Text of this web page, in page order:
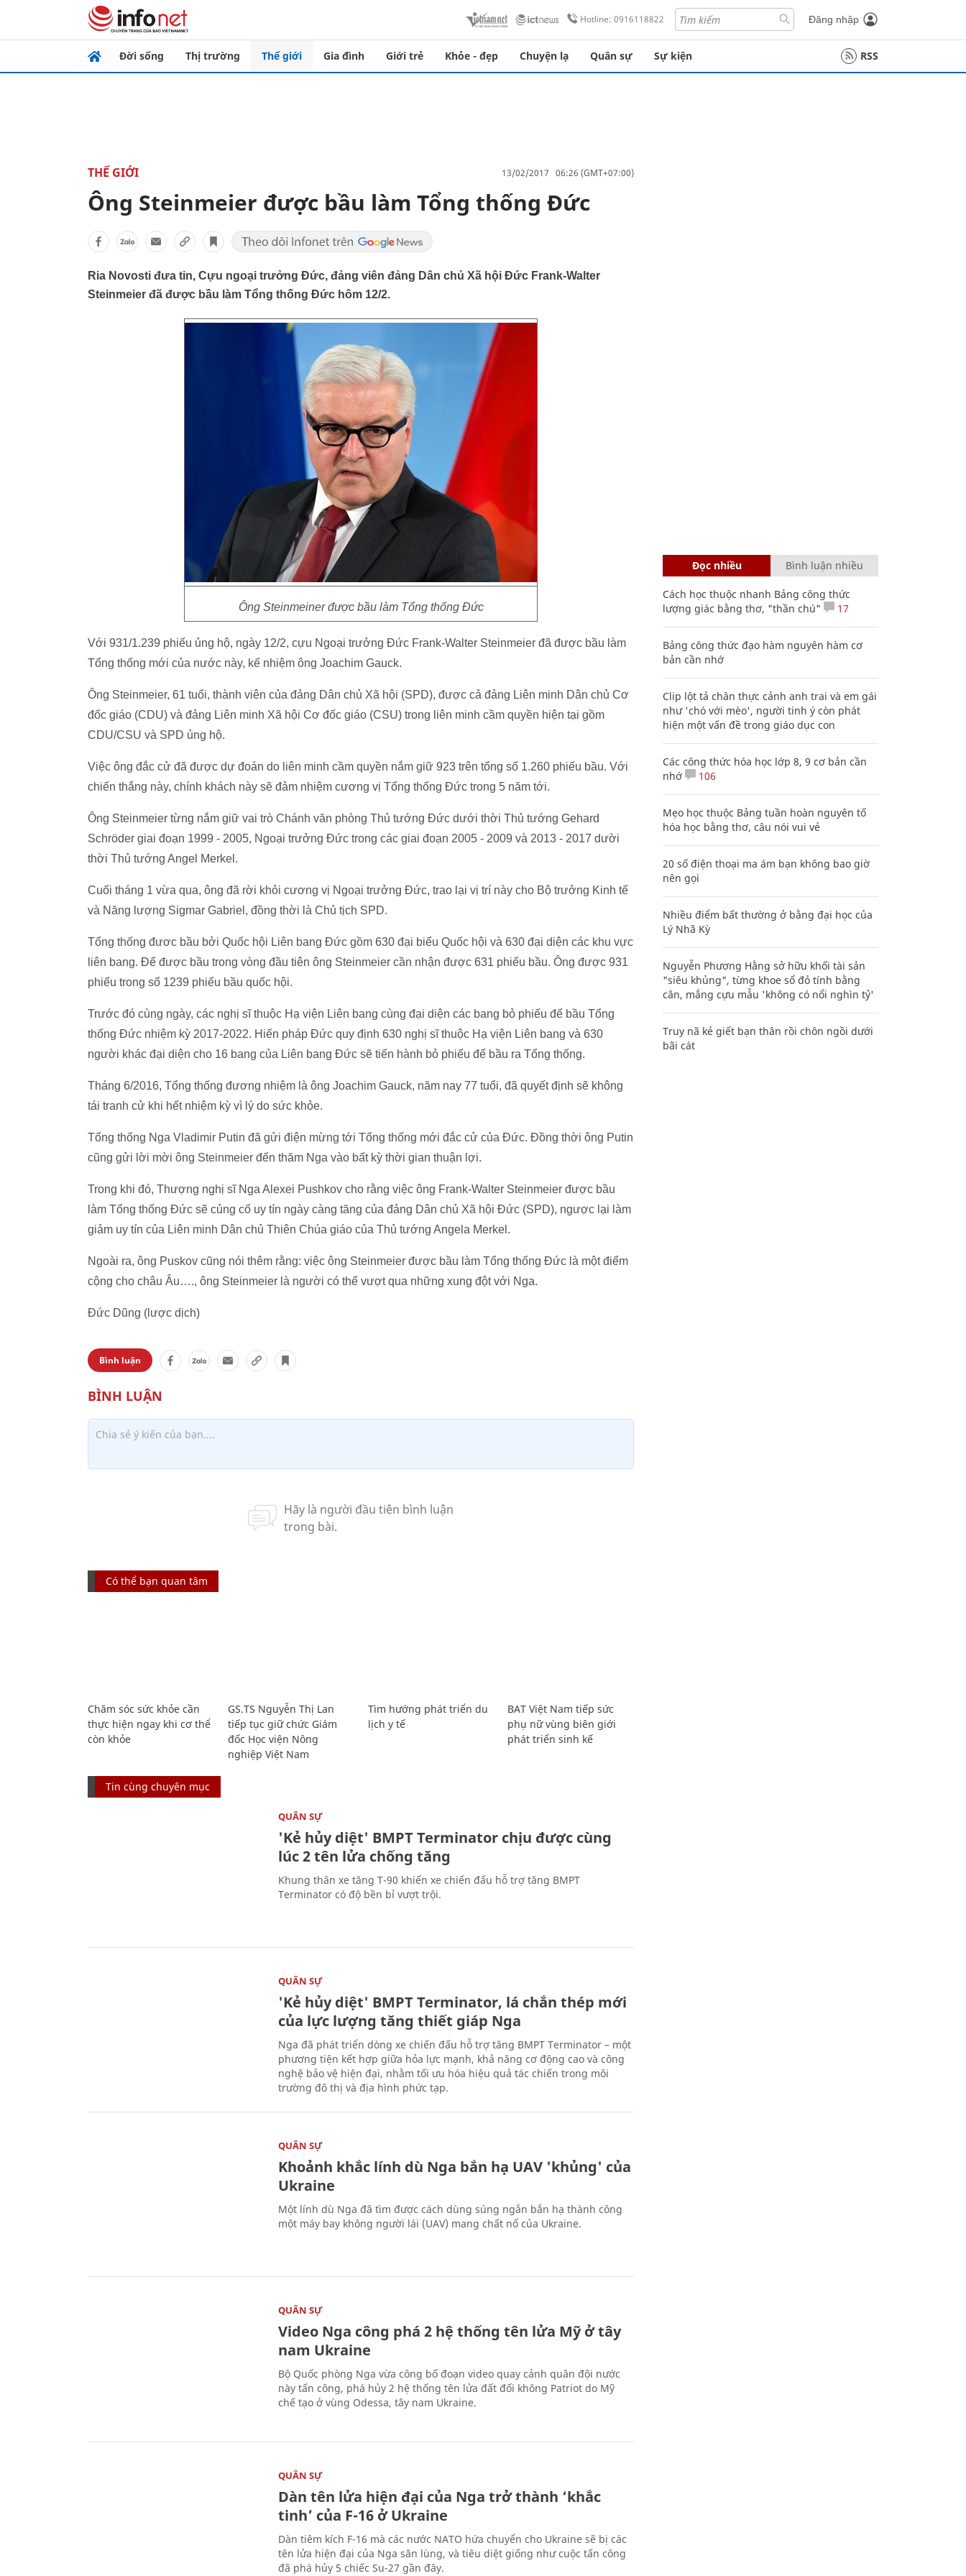
Hotline: 0916118822 Đăng nhập
Đời sống Thị trường Thế giới Gia đình Giới trẻ Khỏe - đẹp Chuyện lạ Quân sự Sự kiện RSS
THẾ GIỚI 13/02/2017 06:26 (GMT+07:00)
Ông Steinmeier được bầu làm Tổng thống Đức
Ria Novosti đưa tin, Cựu ngoại trưởng Đức, đảng viên đảng Dân chủ Xã hội Đức Frank-Walter
Steinmeier đã được bầu làm Tổng thống Đức hôm 12/2.
Ông Steinmeiner được bầu làm Tổng thống Đức
Với 931/1.239 phiếu ủng hộ, ngày 12/2, cựu Ngoại trưởng Đức Frank-Walter Steinmeier đã được bầu làm
Tổng thống mới của nước này, kế nhiệm ông Joachim Gauck.
Ông Steinmeier, 61 tuổi, thành viên của đảng Dân chủ Xã hội (SPD), được cả đảng Liên minh Dân chủ Cơ
đốc giáo (CDU) và đảng Liên minh Xã hội Cơ đốc giáo (CSU) trong liên minh cầm quyền hiện tại gồm
CDU/CSU và SPD ủng hộ.
Việc ông đắc cử đã được dự đoán do liên minh cầm quyền nắm giữ 923 trên tổng số 1.260 phiếu bầu. Với
chiến thắng này, chính khách này sẽ đảm nhiệm cương vị Tổng thống Đức trong 5 năm tới.
Ông Steinmeier từng nắm giữ vai trò Chánh văn phòng Thủ tướng Đức dưới thời Thủ tướng Gehard
Schröder giai đoạn 1999 - 2005, Ngoại trưởng Đức trong các giai đoạn 2005 - 2009 và 2013 - 2017 dười
thời Thủ tướng Angel Merkel.
Cuối tháng 1 vừa qua, ông đã rời khỏi cương vị Ngoại trưởng Đức, trao lại vị trí này cho Bộ trưởng Kinh tế
và Năng lượng Sigmar Gabriel, đồng thời là Chủ tịch SPD.
Tổng thống đươc bầu bởi Quốc hội Liên bang Đức gồm 630 đại biểu Quốc hội và 630 đại diện các khu vực
liên bang. Để được bầu trong vòng đầu tiên ông Steinmeier cần nhận được 631 phiếu bầu. Ông được 931
phiếu trong số 1239 phiếu bầu quốc hội.
Trước đó cùng ngày, các nghị sĩ thuộc Hạ viện Liên bang cùng đại diện các bang bỏ phiếu để bầu Tổng
thống Đức nhiệm kỳ 2017-2022. Hiến pháp Đức quy định 630 nghị sĩ thuộc Hạ viện Liên bang và 630
người khác đại diện cho 16 bang của Liên bang Đức sẽ tiến hành bỏ phiếu để bầu ra Tổng thống.
Tháng 6/2016, Tổng thống đương nhiệm là ông Joachim Gauck, năm nay 77 tuổi, đã quyết định sẽ không
tái tranh cử khi hết nhiệm kỳ vì lý do sức khỏe.
Tổng thống Nga Vladimir Putin đã gửi điện mừng tới Tổng thống mới đắc cử của Đức. Đồng thời ông Putin
cũng gửi lời mời ông Steinmeier đến thăm Nga vào bất kỳ thời gian thuận lợi.
Trong khi đó, Thượng nghị sĩ Nga Alexei Pushkov cho rằng việc ông Frank-Walter Steinmeier được bầu
làm Tổng thống Đức sẽ củng cố uy tín ngày càng tăng của đảng Dân chủ Xã hội Đức (SPD), ngược lại làm
giảm uy tín của Liên minh Dân chủ Thiên Chúa giáo của Thủ tướng Angela Merkel.
Ngoài ra, ông Puskov cũng nói thêm rằng: việc ông Steinmeier được bầu làm Tổng thống Đức là một điểm
cộng cho châu Âu…., ông Steinmeier là người có thể vượt qua những xung đột với Nga.
Đức Dũng (lược dịch)
Bình luận
Có thể bạn quan tâm
Chăm sóc sức khỏe cần
thực hiện ngay khi cơ thể
còn khỏe
GS.TS Nguyễn Thị Lan
tiếp tục giữ chức Giám
đốc Học viện Nông
nghiệp Việt Nam
Tìm hướng phát triển du
lịch y tế
BAT Việt Nam tiếp sức
phụ nữ vùng biên giới
phát triển sinh kế
Tin cùng chuyên mục
QUÂN SỰ
'Kẻ hủy diệt' BMPT Terminator chịu được cùng
lúc 2 tên lửa chống tăng
Khung thân xe tăng T-90 khiến xe chiến đấu hỗ trợ tăng BMPT
Terminator có độ bền bỉ vượt trội.
QUÂN SỰ
'Kẻ hủy diệt' BMPT Terminator, lá chắn thép mới
của lực lượng tăng thiết giáp Nga
Nga đã phát triển dòng xe chiến đấu hỗ trợ tăng BMPT Terminator – một
phương tiện kết hợp giữa hỏa lực mạnh, khả năng cơ động cao và công
nghệ bảo vệ hiện đại, nhằm tối ưu hóa hiệu quả tác chiến trong môi
trường đô thị và địa hình phức tạp.
QUÂN SỰ
Khoảnh khắc lính dù Nga bắn hạ UAV 'khủng' của
Ukraine
Một lính dù Nga đã tìm được cách dùng súng ngắn bắn hạ thành công
một máy bay không người lái (UAV) mang chất nổ của Ukraine.
QUÂN SỰ
Video Nga công phá 2 hệ thống tên lửa Mỹ ở tây
nam Ukraine
Bộ Quốc phòng Nga vừa công bố đoạn video quay cảnh quân đội nước
này tấn công, phá hủy 2 hệ thống tên lửa đất đối không Patriot do Mỹ
chế tạo ở vùng Odessa, tây nam Ukraine.
QUÂN SỰ
Dàn tên lửa hiện đại của Nga trở thành ‘khắc
tinh’ của F-16 ở Ukraine
Dàn tiêm kích F-16 mà các nước NATO hứa chuyển cho Ukraine sẽ bị các
tên lửa hiện đại của Nga săn lùng, và tiêu diệt giống như cuộc tấn công
đã phá hủy 5 chiếc Su-27 gần đây.
Đọc nhiều Bình luận nhiều
Cách học thuộc nhanh Bảng công thức
lượng giác bằng thơ, "thần chú"
17
Bảng công thức đạo hàm nguyên hàm cơ
bản cần nhớ
Clip lột tả chân thực cảnh anh trai và em gái
như 'chó với mèo', người tinh ý còn phát
hiện một vấn đề trong giáo dục con
Các công thức hóa học lớp 8, 9 cơ bản cần
nhớ
106
Mẹo học thuộc Bảng tuần hoàn nguyên tố
hóa học bằng thơ, câu nói vui vẻ
20 số điện thoại ma ám bạn không bao giờ
nên gọi
Nhiều điểm bất thường ở bằng đại học của
Lý Nhã Kỳ
Nguyễn Phương Hằng sở hữu khối tài sản
"siêu khủng", từng khoe sổ đỏ tính bằng
cân, mắng cựu mẫu 'không có nổi nghìn tỷ'
Truy nã kẻ giết bạn thân rồi chôn ngồi dưới
bãi cát